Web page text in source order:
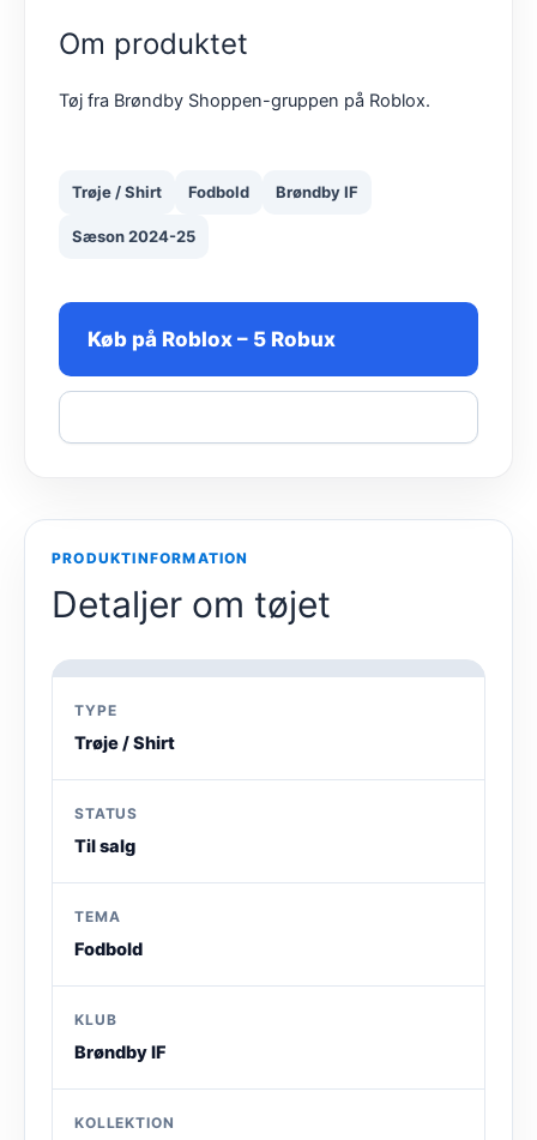
Om produktet
Tøj fra Brøndby Shoppen-gruppen på Roblox.
Trøje / Shirt Fodbold Brøndby IF
Sæson 2024-25
Køb på Roblox – 5 Robux
PRODUKTINFORMATION
Detaljer om tøjet
TYPE
Trøje / Shirt
STATUS
Til salg
TEMA
Fodbold
KLUB
Brøndby IF
KOLLEKTION